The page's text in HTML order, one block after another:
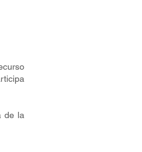
de la